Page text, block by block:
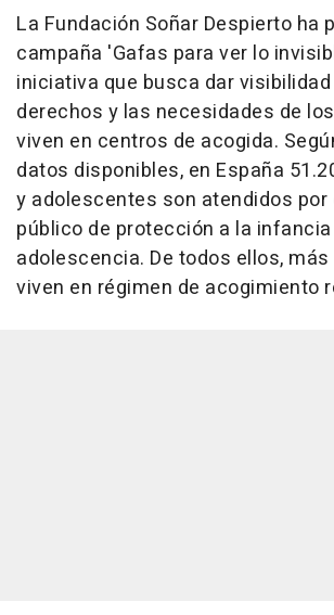
La Fundación Soñar Despierto ha
campaña 'Gafas para ver lo
iniciativa que busca dar
derechos y las necesidades de
viven en centros de acogida.
datos disponibles, en España
y adolescentes son atendidos
público de protección a la
adolescencia. De todos ellos, más
viven en régimen de acogimiento